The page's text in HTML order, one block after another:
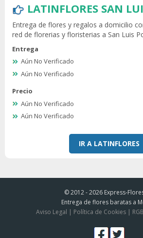
LATINFLORES SAN
Entrega de flores y regalos a domicilio
red de florerias y floristerias a San Luis
Entrega
Aún No Verificado
Aún No Verificado
Precio
Aún No Verificado
Aún No Verificado
IR A LATINFLORES
© 2012 - 2026 Express-
Entrega de flores baratas a
Aviso Legal | Política de Cookies |